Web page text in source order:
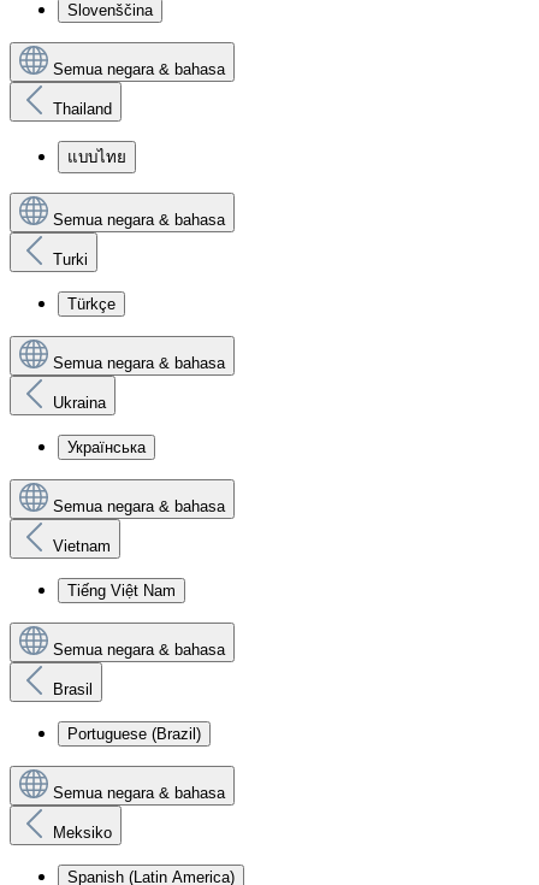
Slovenščina
Semua negara & bahasa
Thailand
แบบไทย
Semua negara & bahasa
Turki
Türkçe
Semua negara & bahasa
Ukraina
Українська
Semua negara & bahasa
Vietnam
Tiếng Việt Nam
Semua negara & bahasa
Brasil
Portuguese (Brazil)
Semua negara & bahasa
Meksiko
Spanish (Latin America)